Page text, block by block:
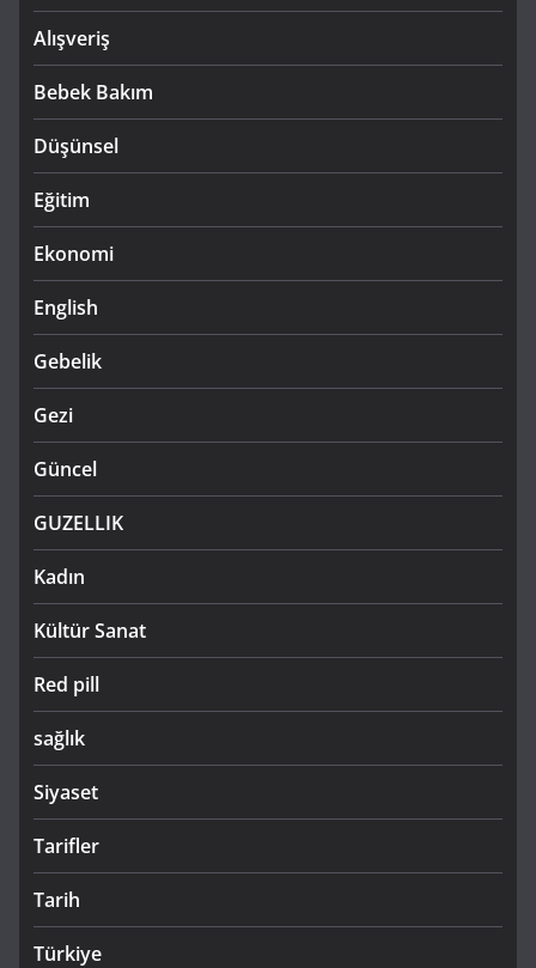
Alışveriş
Bebek Bakım
Düşünsel
Eğitim
Ekonomi
English
Gebelik
Gezi
Güncel
GUZELLIK
Kadın
Kültür Sanat
Red pill
sağlık
Siyaset
Tarifler
Tarih
Türkiye